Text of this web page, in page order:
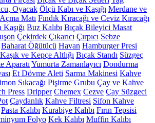
Oyacak Ölçü Kabı ve Kaşığı Merdane ve
Matı Fındık Kıracağı ve Ceviz Kıracağı
Buz Kalıbı Bıçak Bileyici Masat
Çekirdek Çıkarıcı Çırpıcı Sebze
Baharat Öğütücü Havan Hamburger Presi
Kaşık ve Kepçe Altlığı Bıçak Standı Süzgeç
Aparatı Yumurta Zamanlayıcı Dondurma
Et Dövme Aleti Sarma Makinesi Kahve
Sıkacağı Pişirme Grubu Çay ve Kahve
Press Dripper Chemex Cezve Çay Süzgeci
Çaydanlık Kahve Filtresi Sifon Kahve
Pasta Kalıbı Kurabiye Kalıbı Fırın Tepsisi
Folyo Kek Kalıbı Muffin Kalıbı